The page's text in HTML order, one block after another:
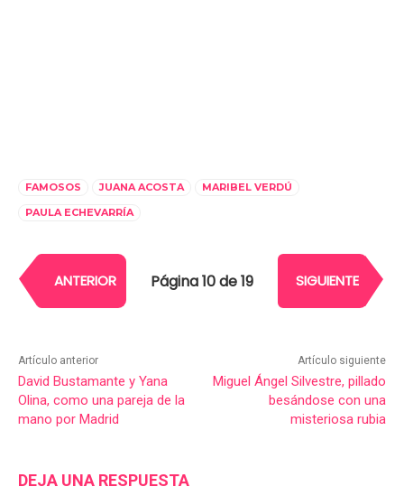
FAMOSOS JUANA ACOSTA
MARIBEL VERDÚ
PAULA ECHEVARRÍA
ANTERIOR Página 10 de 19 SIGUIENTE
Artículo anterior
David Bustamante y Yana
Olina, como una pareja de la
mano por Madrid
Artículo siguiente
Miguel Ángel Silvestre, pillado
besándose con una
misteriosa rubia
DEJA UNA RESPUESTA